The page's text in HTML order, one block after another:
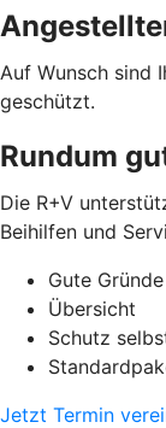
Auf Wunsch sind
geschützt.
Rundum
Die R+V
Beihilfen und
Gute Gründe
Übersicht
Schutz
Jetzt Termin